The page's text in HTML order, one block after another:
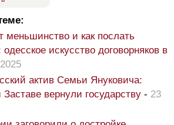
меньшинство и как послать
искусство договорняков в
актив Семьи Януковича:
вернули государству - 23